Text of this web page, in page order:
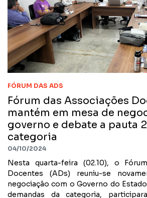
FÓRUM DAS ADS
Fórum das Associações
mantém em mesa de
governo e debate a pauta
categoria
04/10/2024
Nesta quarta-feira (02.10), o
Docentes (ADs) reuniu-se
negociação com o Governo do
demandas da categoria,